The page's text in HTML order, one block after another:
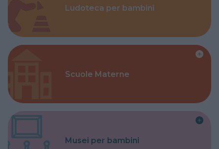
Ludoteca per bambini
Scuole Materne
Musei per bambini